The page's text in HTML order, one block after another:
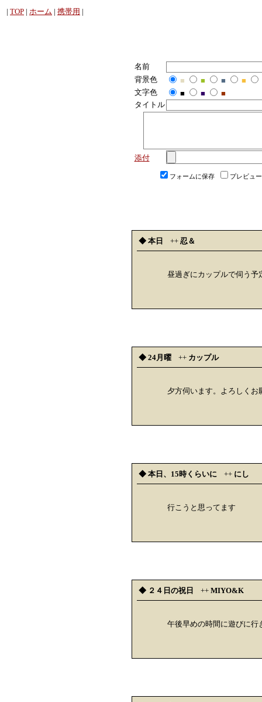
| TOP | ホーム | 携帯用 |
名前
背景色
■ ■ ■ ■
文字色
■ ■
■
タイトル
添付
フォームに保存 プレビュー
◆ 本日 ++ 忍＆
昼過ぎにカップルで伺う予
◆ 24月曜 ++ カップル
夕方伺います。よろしくお
◆ 本日、15時くらいに ++ にし
行こうと思ってます
◆ ２４日の祝日 ++ MIYO&K
午後早めの時間に遊びに行